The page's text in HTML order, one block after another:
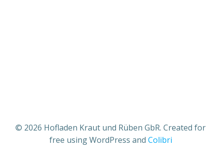
© 2026 Hofladen Kraut und Rüben GbR. Created for
free using WordPress and Colibri